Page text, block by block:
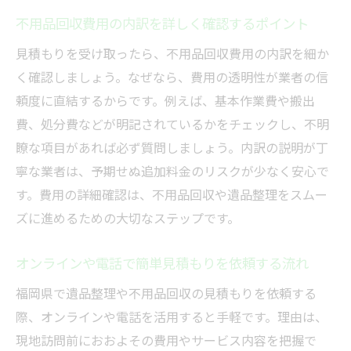
不用品回収費用の内訳を詳しく確認するポイント
見積もりを受け取ったら、不用品回収費用の内訳を細か
く確認しましょう。なぜなら、費用の透明性が業者の信
頼度に直結するからです。例えば、基本作業費や搬出
費、処分費などが明記されているかをチェックし、不明
瞭な項目があれば必ず質問しましょう。内訳の説明が丁
寧な業者は、予期せぬ追加料金のリスクが少なく安心で
す。費用の詳細確認は、不用品回収や遺品整理をスムー
ズに進めるための大切なステップです。
オンラインや電話で簡単見積もりを依頼する流れ
福岡県で遺品整理や不用品回収の見積もりを依頼する
際、オンラインや電話を活用すると手軽です。理由は、
現地訪問前におおよその費用やサービス内容を把握で